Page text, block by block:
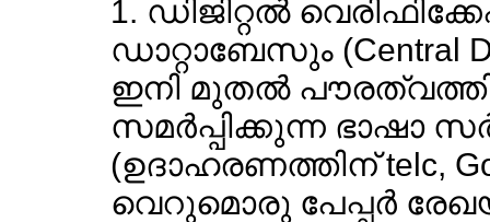
1. ഡിജിറ്റല്‍
ഡാറ്റാബേസും (Central
ഇനി മുതല്‍
സമര്‍പ്പിക്കുന്ന ഭാഷാ
(ഉദാഹരണത്തിന് telc,
വെറുമൊരു പേപ്പര്‍